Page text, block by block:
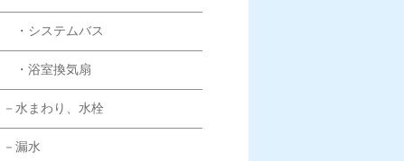
・システムバス
・浴室換気扇
－水まわり、水栓
－漏水